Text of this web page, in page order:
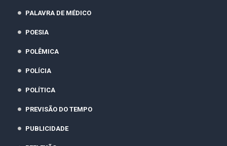
PALAVRA DE MÉDICO
POESIA
POLÊMICA
POLÍCIA
POLÍTICA
PREVISÃO DO TEMPO
PUBLICIDADE